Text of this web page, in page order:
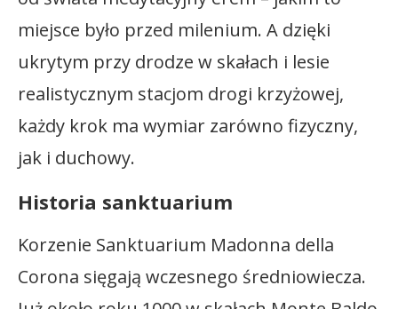
miejsce było przed milenium. A dzięki
ukrytym przy drodze w skałach i lesie
realistycznym stacjom drogi krzyżowej,
każdy krok ma wymiar zarówno fizyczny,
jak i duchowy.
Historia sanktuarium
Korzenie Sanktuarium Madonna della
Corona sięgają wczesnego średniowiecza.